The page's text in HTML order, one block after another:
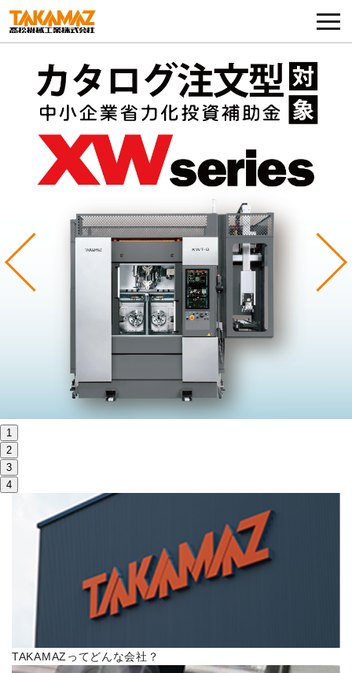
各種お問い合わせ・部品注文
採用に関してはこちらから
企業情報
展示会・イベント
コラム
製品ラインナップ
サステナビリティ
お問い合わせ
高松流技
ご利用に際して
当社のセキュリティへの取り組み
Previous
1
2
3
4
TAKAMAZってどんな会社？